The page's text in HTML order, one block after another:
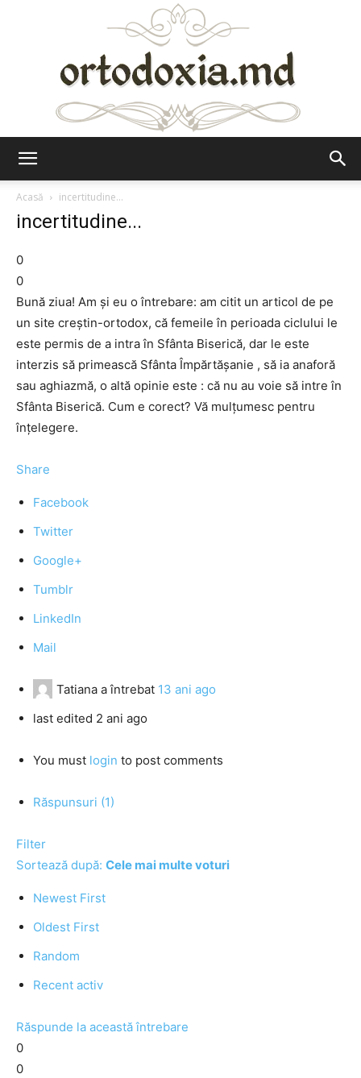
Acasă
incertitudine...
incertitudine...
0
0
Bună ziua! Am şi eu o întrebare: am citit un articol de pe
un site creştin-ortodox, că femeile în perioada ciclului le
este permis de a intra în Sfânta Biserică, dar le este
interzis să primească Sfânta Împărtăşanie , să ia anaforă
sau aghiazmă, o altă opinie este : că nu au voie să intre în
Sfânta Biserică. Cum e corect? Vă mulţumesc pentru
înţelegere.
Share
Facebook
Twitter
Google+
Tumblr
LinkedIn
Mail
Tatiana a întrebat 13 ani ago
last edited 2 ani ago
You must login to post comments
Răspunsuri (1)
Filter
Sortează după: Cele mai multe voturi
Newest First
Oldest First
Random
Recent activ
Răspunde la această întrebare
0
0